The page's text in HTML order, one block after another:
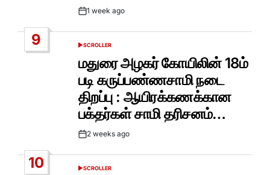
Post1 week ago
9
POSTED
SCROLLER
மதுரை அழகர் கோயிலின் 18ம்
படி கருப்பண்ணசாமி நடை
திறப்பு : ஆயிரக்கணக்கான
பக்தர்கள் சாமி தரிசனம்…
Post2 weeks ago
10
POSTED
SCROLLER